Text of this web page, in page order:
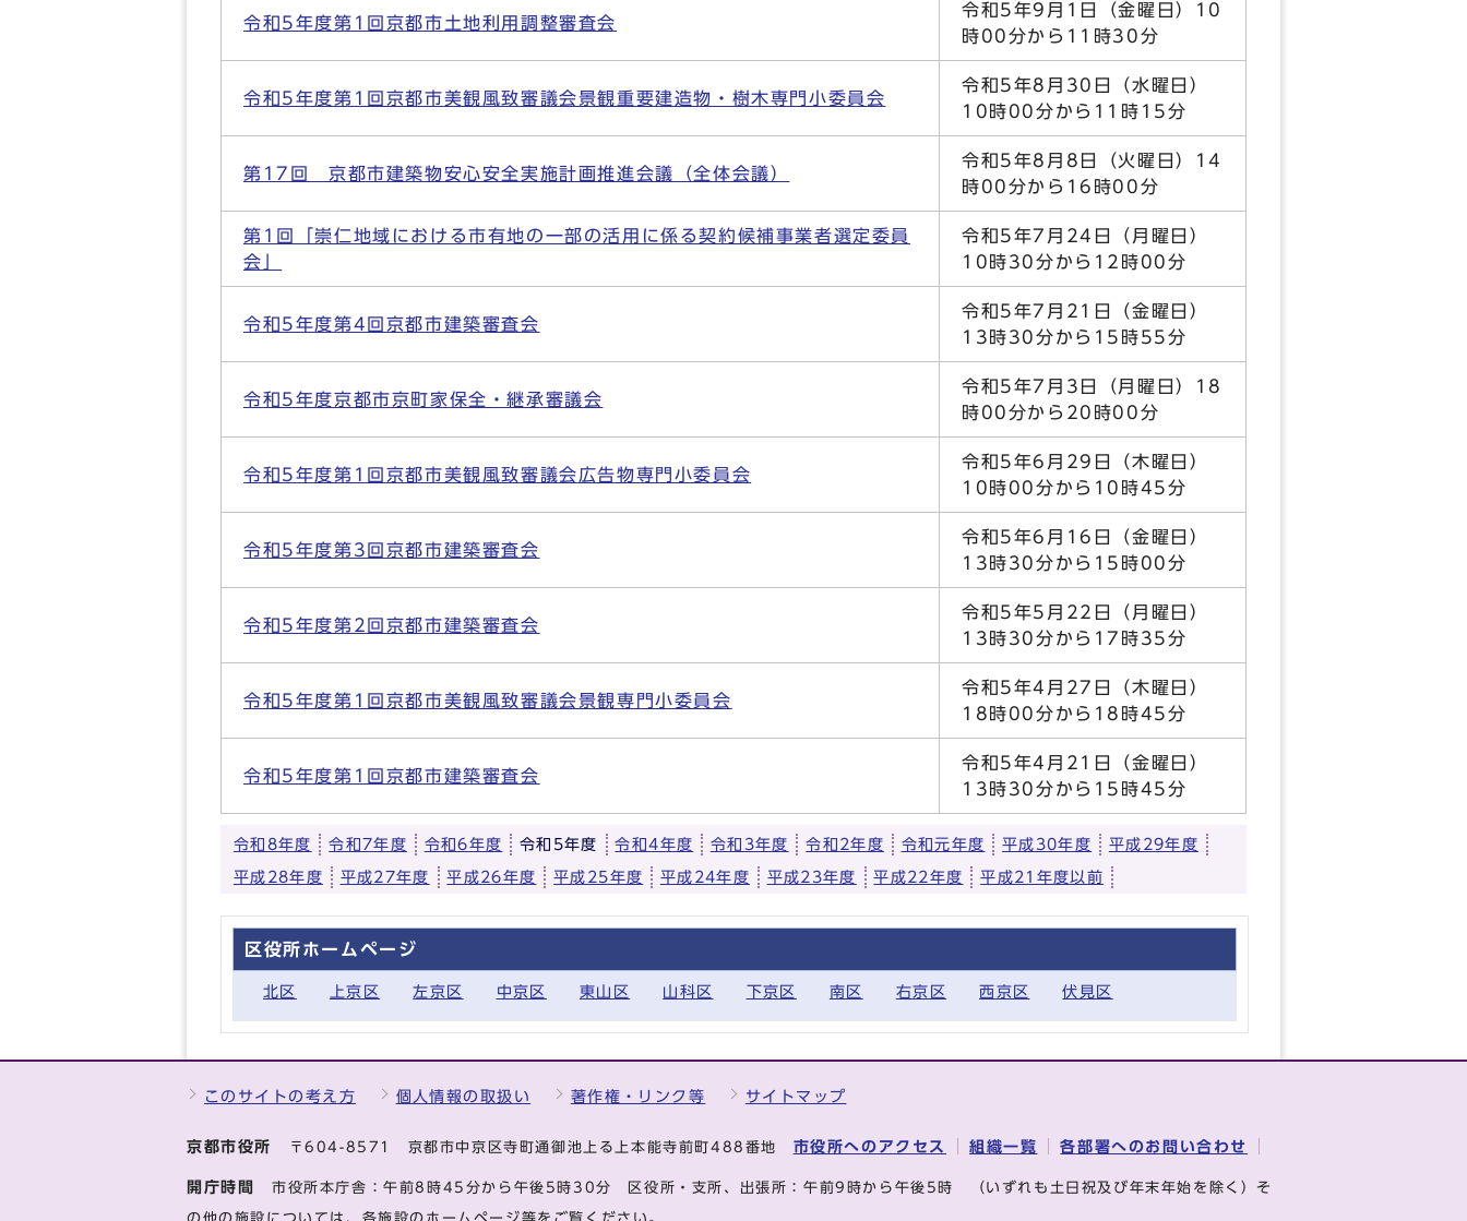
令和5年度第1回京都市土地利用調整審査会
令和5年9月1日（金曜日）10
時00分から11時30分
令和5年度第1回京都市美観風致審議会景観重要建造物・樹木専門小委員会
令和5年8月30日（水曜日）
10時00分から11時15分
第17回 京都市建築物安心安全実施計画推進会議（全体会議）
令和5年8月8日（火曜日）14
時00分から16時00分
第1回「崇仁地域における市有地の一部の活用に係る契約候補事業者選定委員
会」
令和5年7月24日（月曜日）
10時30分から12時00分
令和5年度第4回京都市建築審査会
令和5年7月21日（金曜日）
13時30分から15時55分
令和5年度京都市京町家保全・継承審議会
令和5年7月3日（月曜日）18
時00分から20時00分
令和5年度第1回京都市美観風致審議会広告物専門小委員会
令和5年6月29日（木曜日）
10時00分から10時45分
令和5年度第3回京都市建築審査会
令和5年6月16日（金曜日）
13時30分から15時00分
令和5年度第2回京都市建築審査会
令和5年5月22日（月曜日）
13時30分から17時35分
令和5年度第1回京都市美観風致審議会景観専門小委員会
令和5年4月27日（木曜日）
18時00分から18時45分
令和5年度第1回京都市建築審査会
令和5年4月21日（金曜日）
13時30分から15時45分
令和8年度 令和7年度 令和6年度 令和5年度 令和4年度 令和3年度 令和2年度 令和元年度 平成30年度 平成29年度
平成28年度 平成27年度 平成26年度 平成25年度 平成24年度 平成23年度 平成22年度 平成21年度以前
区役所ホームページ
北区 上京区 左京区 中京区 東山区 山科区 下京区 南区 右京区 西京区 伏見区
このサイトの考え方 個人情報の取扱い 著作権・リンク等 サイトマップ
京都市役所 〒604-8571 京都市中京区寺町通御池上る上本能寺前町488番地 市役所へのアクセス 組織一覧 各部署へのお問い合わせ
開庁時間 市役所本庁舎：午前8時45分から午後5時30分 区役所・支所、出張所：午前9時から午後5時 （いずれも土日祝及び年末年始を除く）そ